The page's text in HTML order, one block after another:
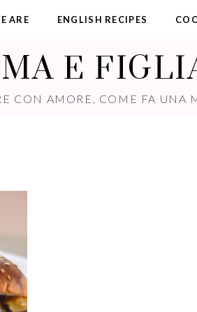
ARE ENGLISH RECIPES
E
CON AMORE, COME FA UNA